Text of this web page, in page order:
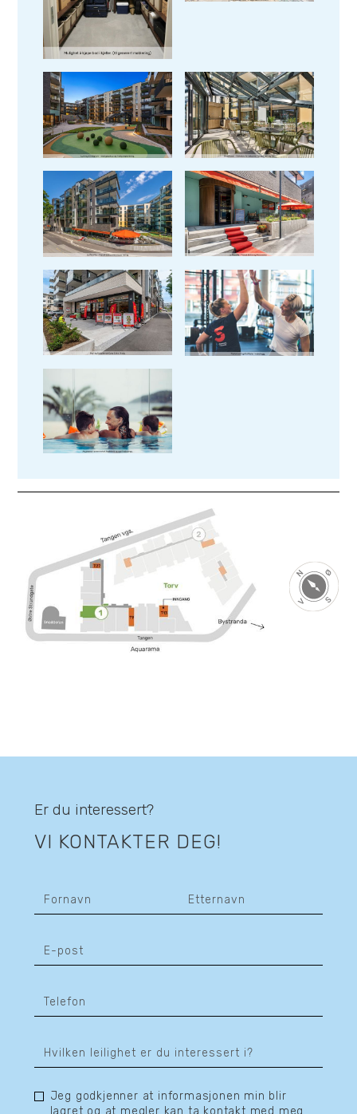
Er du interessert?
VI KONTAKTER DEG!
Jeg godkjenner at informasjonen min blir